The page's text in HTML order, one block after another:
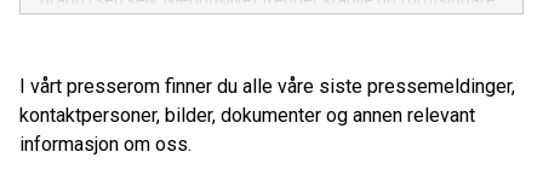
Regnskap Norge.
I vårt presserom finner du alle våre siste pressemeldinger,
kontaktpersoner, bilder, dokumenter og annen relevant
informasjon om oss.